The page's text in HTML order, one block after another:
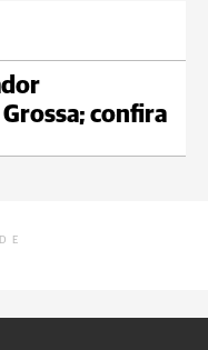
confira